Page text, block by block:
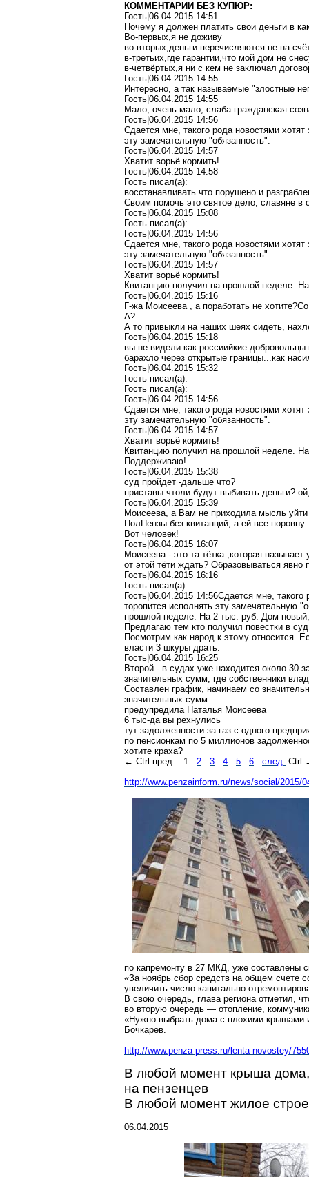
КОММЕНТАРИИ БЕЗ КУПЮР:
Гость|06.04.2015 14:51
Почему я должен платить свои деньги в
Во-первых,я не доживу
во-вторых,деньги перечисляются не на
в-третьих,где гарантии,что мой дом не
в-четвёртых,я ни с кем не заключал
Гость|06.04.2015 14:55
Интересно, а так называемые "злостные
Гость|06.04.2015 14:55
Мало, очень мало, слаба гражданская
Гость|06.04.2015 14:56
Сдается мне, такого рода новостями
эту замечательную "обязанность".
Гость|06.04.2015 14:57
Хватит ворьё кормить!
Гость|06.04.2015 14:58
Гость писал(a):
восстанавливать что порушено и
Своим помочь это святое дело, славяне
Гость|06.04.2015 15:08
Гость писал(a):
Гость|06.04.2015 14:56
Сдается мне, такого рода новостями
эту замечательную "обязанность".
Гость|06.04.2015 14:57
Хватит ворьё кормить!
Квитанцию получил на прошлой неделе.
Гость|06.04.2015 15:16
Г-жа Моисеева , а поработать не
А?
А то привыкли на наших шеях сидеть,
Гость|06.04.2015 15:18
вы не видели как россиийкие
барахло через открытые границы...как
Гость|06.04.2015 15:32
Гость писал(a):
Гость писал(a):
Гость|06.04.2015 14:56
Сдается мне, такого рода новостями
эту замечательную "обязанность".
Гость|06.04.2015 14:57
Хватит ворьё кормить!
Квитанцию получил на прошлой неделе.
Поддерживаю!
Гость|06.04.2015 15:38
суд пройдет -дальше что?
приставы чтоли будут выбивать деньги?
Гость|06.04.2015 15:39
Моисеева, а Вам не приходила мысль уйти
ПолПензы без квитанций, а ей все поровну.
Вот человек!
Гость|06.04.2015 16:07
Моисеева - это та тётка ,которая
от этой тёти ждать? Образовываться явно
Гость|06.04.2015 16:16
Гость писал(a):
Гость|06.04.2015 14:56Сдается мне,
торопится исполнять эту замечательную
прошлой неделе. На 2 тыс. руб. Дом
Предлагаю тем кто получил повестки в
Посмотрим как народ к этому относится.
власти 3 шкуры драть.
Гость|06.04.2015 16:25
Второй - в судах уже находится около 30
значительных сумм, где собственники
Составлен график, начинаем со
значительных сумм
предупредила Наталья Моисеева
6 тыс-да вы рехнулись
тут задолженности за газ с одного
по пенсионкам по 5 миллионов
хотите краха?
← Ctrl пред.
1 2 3 4 5 6 след. Ctrl
http://www.penzainform.ru/news/social/2015/
по капремонту в 27 МКД, уже составлены
«За ноябрь сбор средств на общем счете
увеличить число капитально
В свою очередь, глава региона отметил,
во вторую очередь — отопление,
«Нужно выбрать дома с плохими крышами
Бочкарев.
http://www.penza-press.ru/lenta-novostey/
В любой момент крыша дома,
на пензенцев
В любой момент жилое
06.04.2015